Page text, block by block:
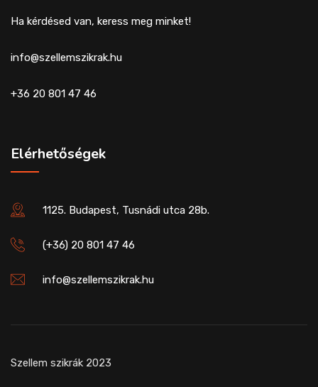
Ha kérdésed van, keress meg minket!
info@szellemszikrak.hu
+36 20 801 47 46
Elérhetőségek
1125. Budapest, Tusnádi utca 28b.
(+36) 20 801 47 46
info@szellemszikrak.hu
Szellem szikrák 2023